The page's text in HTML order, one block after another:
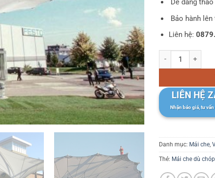
Dễ dàng
Bảo hành
Liên hệ:
Mái Che Dù
LIÊN HỆ
Nhận báo giá, tư
Danh mục: Mái che ,
Thẻ: Mái che dù